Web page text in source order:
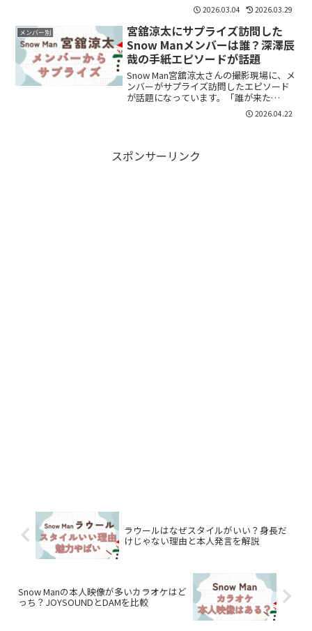
ンド？」「ランウェイ歩いた？」「現地
の反応は？」気になるポイントを整理し
ます。ミラノファッションウィークと
は？ミラノフ...
2026.03.04 2026.03.29
メンバー別
宮舘涼太にサプライズ訪問した
Snow Manメンバーは誰？深澤辰
哉の手紙エピソードが話題
Snow Man宮舘涼太さんの撮影現場に、メ
ンバーがサプライズ訪問したエピソード
が話題になっています。「誰が来た
の？」「どんな内容だった？」と気にな
っている方も多いのではないでしょう
2026.04.22
スポンサーリンク
ラウールはなぜスタイルがいい？身長だ
けじゃない理由と本人発言を解説
Snow Manの本人映像が多いカラオケはど
っち？JOYSOUNDとDAMを比較